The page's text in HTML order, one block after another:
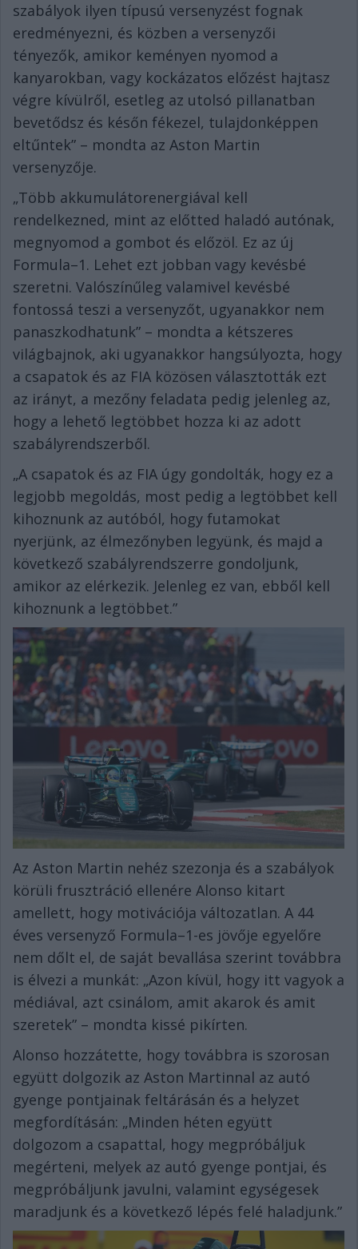
szabályok ilyen típusú versenyzést fognak
eredményezni, és közben a versenyzői
tényezők, amikor keményen nyomod a
kanyarokban, vagy kockázatos előzést hajtasz
végre kívülről, esetleg az utolsó pillanatban
bevetődsz és későn fékezel, tulajdonképpen
eltűntek” – mondta az Aston Martin
versenyzője.
„Több akkumulátorenergiával kell
rendelkezned, mint az előtted haladó autónak,
megnyomod a gombot és előzöl. Ez az új
Formula–1. Lehet ezt jobban vagy kevésbé
szeretni. Valószínűleg valamivel kevésbé
fontossá teszi a versenyzőt, ugyanakkor nem
panaszkodhatunk” – mondta a kétszeres
világbajnok, aki ugyanakkor hangsúlyozta, hogy
a csapatok és az FIA közösen választották ezt
az irányt, a mezőny feladata pedig jelenleg az,
hogy a lehető legtöbbet hozza ki az adott
szabályrendszerből.
„A csapatok és az FIA úgy gondolták, hogy ez a
legjobb megoldás, most pedig a legtöbbet kell
kihoznunk az autóból, hogy futamokat
nyerjünk, az élmezőnyben legyünk, és majd a
következő szabályrendszerre gondoljunk,
amikor az elérkezik. Jelenleg ez van, ebből kell
kihoznunk a legtöbbet.”
Az Aston Martin nehéz szezonja és a szabályok
körüli frusztráció ellenére Alonso kitart
amellett, hogy motivációja változatlan. A 44
éves versenyző Formula–1-es jövője egyelőre
nem dőlt el, de saját bevallása szerint továbbra
is élvezi a munkát: „Azon kívül, hogy itt vagyok a
médiával, azt csinálom, amit akarok és amit
szeretek” – mondta kissé pikírten.
Alonso hozzátette, hogy továbbra is szorosan
együtt dolgozik az Aston Martinnal az autó
gyenge pontjainak feltárásán és a helyzet
megfordításán: „Minden héten együtt
dolgozom a csapattal, hogy megpróbáljuk
megérteni, melyek az autó gyenge pontjai, és
megpróbáljunk javulni, valamint egységesek
maradjunk és a következő lépés felé haladjunk.”